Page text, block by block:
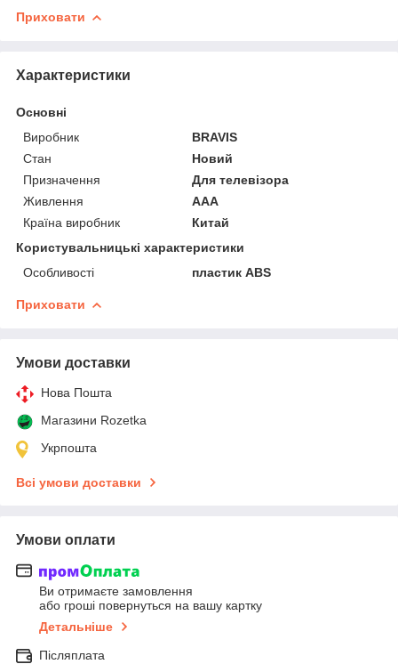
Приховати
Характеристики
Основні
Виробник
BRAVIS
Стан
Новий
Призначення
Для телевізора
Живлення
AAA
Країна виробник
Китай
Користувальницькі характеристики
Особливості
пластик ABS
Приховати
Умови доставки
Нова Пошта
Магазини Rozetka
Укрпошта
Всі умови доставки
Умови оплати
Ви отримаєте замовлення
або гроші повернуться на вашу картку
Детальніше
Післяплата